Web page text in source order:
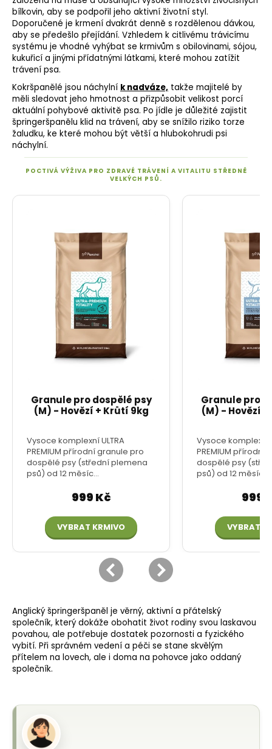
bílkovin, aby se podpořil jeho aktivní životní styl.
Doporučené je krmení dvakrát denně s rozdělenou dávkou,
aby se předešlo přejídání. Vzhledem k citlivému trávicímu
systému je vhodné vyhýbat se krmivům s obilovinami, sójou,
kukuřicí a jinými přídatnými látkami, které mohou zatížit
trávení psa.
Kokršpanělé jsou náchylní k nadváze, takže majitelé by
měli sledovat jeho hmotnost a přizpůsobit velikost porcí
aktuální pohybové aktivitě psa. Po jídle je důležité zajistit
špringeršpanělu klid na trávení, aby se snížilo riziko torze
žaludku, ke které mohou být větší a hlubokohrudi psi
náchylní.
Anglický špringeršpaněl je věrný, aktivní a přátelský
společník, který dokáže obohatit život rodiny svou laskavou
povahou, ale potřebuje dostatek pozornosti a fyzického
vybití. Při správném vedení a péči se stane skvělým
přítelem na lovech, ale i doma na pohovce jako oddaný
společník.